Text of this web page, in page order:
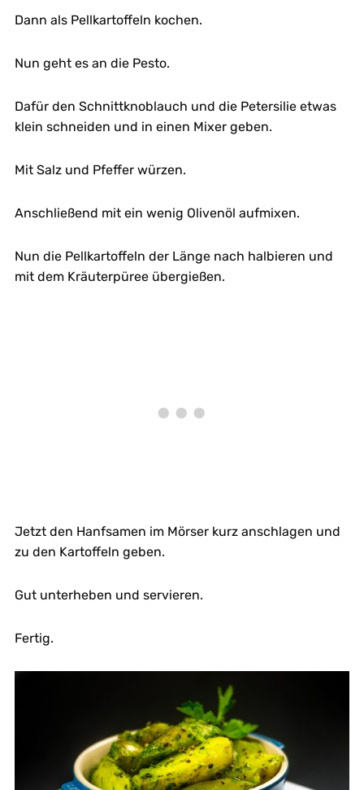
Dann als Pellkartoffeln kochen.
Nun geht es an die Pesto.
Dafür den Schnittknoblauch und die Petersilie etwas
klein schneiden und in einen Mixer geben.
Mit Salz und Pfeffer würzen.
Anschließend mit ein wenig Olivenöl aufmixen.
Nun die Pellkartoffeln der Länge nach halbieren und
mit dem Kräuterpüree übergießen.
Jetzt den Hanfsamen im Mörser kurz anschlagen und
zu den Kartoffeln geben.
Gut unterheben und servieren.
Fertig.